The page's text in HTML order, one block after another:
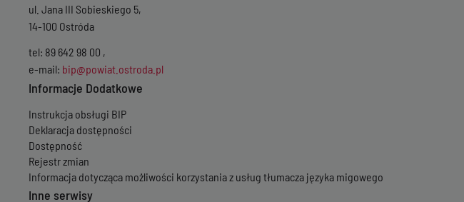
ul. Jana III Sobieskiego 5,
14-100 Ostróda
tel: 89 642 98 00 ,
e-mail: bip@powiat.ostroda.pl
Informacje Dodatkowe
Instrukcja obsługi BIP
Deklaracja dostępności
Dostępność
Rejestr zmian
Informacja dotycząca możliwości korzystania z usług tłumacza języka migowego
Inne serwisy